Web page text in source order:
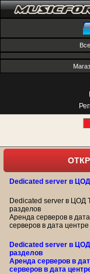
Dedicated server в
Dedicated server в ЦОД
разделов
Аренда серверов в
серверов в дата
Dedicated server в
разделов
Аренда серверов в
серверов в дата